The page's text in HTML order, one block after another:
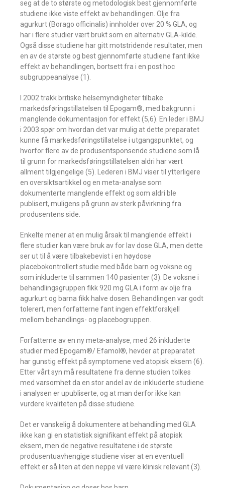
seg at de to største og metodologisk best gjennomførte
studiene ikke viste effekt av behandlingen. Olje fra
agurkurt (Borago officinalis) innholder over 20 % GLA, og
har i flere studier vært brukt som en alternativ GLA-kilde.
Også disse studiene har gitt motstridende resultater, men
en av de største og best gjennomførte studiene fant ikke
effekt av behandlingen, bortsett fra i en post hoc
subgruppeanalyse (1).
I 2002 trakk britiske helsemyndigheter tilbake
markedsføringstillatelsen til Epogam®, med bakgrunn i
manglende dokumentasjon for effekt (5,6). En leder i BMJ
i 2003 spør om hvordan det var mulig at dette preparatet
kunne få markedsføringstillatelse i utgangspunktet, og
hvorfor flere av de produsentsponsende studiene som lå
til grunn for markedsføringstillatelsen aldri har vært
allment tilgjengelige (5). Lederen i BMJ viser til ytterligere
en oversiktsartikkel og en meta-analyse som
dokumenterte manglende effekt og som aldri ble
publisert, muligens på grunn av sterk påvirkning fra
produsentens side.
Enkelte mener at en mulig årsak til manglende effekt i
flere studier kan være bruk av for lav dose GLA, men dette
ser ut til å være tilbakebevist i en høydose
placebokontrollert studie med både barn og voksne og
som inkluderte til sammen 140 pasienter (3). De voksne i
behandlingsgruppen fikk 920 mg GLA i form av olje fra
agurkurt og barna fikk halve dosen. Behandlingen var godt
tolerert, men forfatterne fant ingen effektforskjell
mellom behandlings- og placebogruppen.
Forfatterne av en ny meta-analyse, med 26 inkluderte
studier med Epogam®/ Efamol®, hevder at preparatet
har gunstig effekt på symptomene ved atopisk eksem (6).
Etter vårt syn må resultatene fra denne studien tolkes
med varsomhet da en stor andel av de inkluderte studiene
i analysen er upubliserte, og at man derfor ikke kan
vurdere kvaliteten på disse studiene.
Det er vanskelig å dokumentere at behandling med GLA
ikke kan gi en statistisk signifikant effekt på atopisk
eksem, men de negative resultatene i de største
produsentuavhengige studiene viser at en eventuell
effekt er så liten at den neppe vil være klinisk relevant (3).